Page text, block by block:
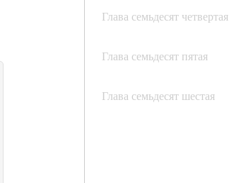
Глава семьдесят четвертая
Глава семьдесят пятая
Глава семьдесят шестая